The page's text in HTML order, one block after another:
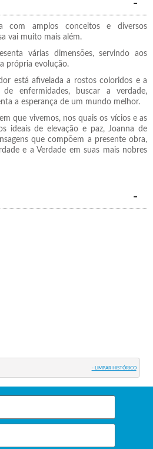
com amplos conceitos e diversos
vai muito mais além.
várias dimensões, servindo aos
própria evolução.
está afivelada a rostos coloridos e a
enfermidades, buscar a verdade,
a esperança de um mundo melhor.
que vivemos, nos quais os vícios e as
ideais de elevação e paz, Joanna de
que compõem a presente obra,
e a Verdade em suas mais nobres
- LIMPAR HISTÓRICO